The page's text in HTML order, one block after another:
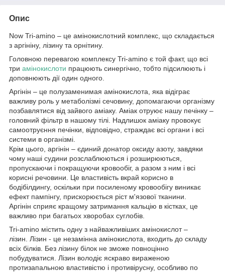
Опис
Now Tri-amino – це амінокислотний комплекс, що складається
з аргініну, лізину та орнітину.
Головною перевагою комплексу Tri-amino є той факт, що всі
три амінокислоти працюють синергічно, тобто підсилюють і
доповнюють дії один одного.
Аргінін – це полузаменимая амінокислота, яка відіграє
важливу роль у метаболізмі сечовину, допомагаючи організму
позбавлятися від зайвого аміаку. Аміак отруює нашу печінку –
головний фільтр в нашому тілі. Надлишок аміаку провокує
самоотруєння печінки, відповідно, страждає всі органи і всі
системи в організмі.
Крім цього, аргінін – єдиний донатор оксиду азоту, завдяки
чому наші судини розслаблюються і розширюються,
пропускаючи і покращуючи кровообіг, а разом з ним і всі
корисні речовини. Це властивість вкрай корисно в
бодібілдингу, оскільки при посиленому кровообігу виникає
ефект пампінгу, прискорюється ріст м'язової тканини.
Аргінін сприяє кращому затримання кальцію в кістках, це
важливо при багатьох хворобах суглобів.
Tri-amino містить одну з найважливіших амінокислот –
лізин. Лізин - це незамінна амінокислота, входить до складу
всіх білків. Без лізину білок не зможе повноцінно
побудуватися. Лізин володіє яскраво вираженою
протизапальною властивістю і противірусну, особливо по